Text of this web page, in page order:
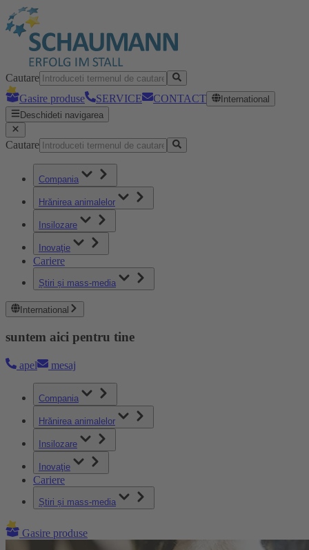
Cautare
Gasire produse
SERVICE CONTACT
International
Deschideti navigarea
Cautare
Compania
Hrănirea animalelor
Insilozare
Inovaţie
Cariere
Știri și mass-media
International
suntem aici pentru tine
apel mesaj
Compania
Hrănirea animalelor
Insilozare
Inovaţie
Cariere
Știri și mass-media
Gasire produse